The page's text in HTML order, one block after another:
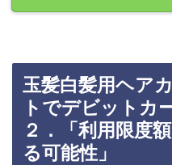
玉髪白髪用ヘア
トでデビットカ
２．「利用限度
る可能性」